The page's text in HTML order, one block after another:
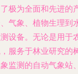
极为全面和先进的
气象、植物生理到
设备。无论是用于
服务于林业研究的
监测的自动气象站